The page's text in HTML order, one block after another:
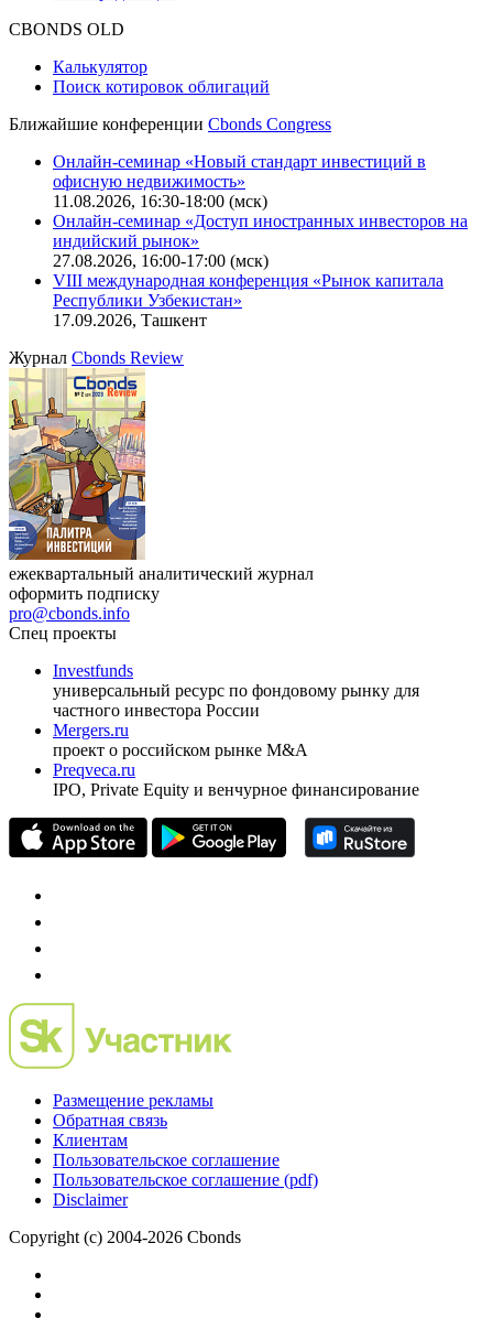
Оферта для юридических лиц
IT-аккредитация
Поиск котировок облигаций
Ближайшие конференцииCbonds Congress
Онлайн-семинар «Новый стандарт инвестиций в
офисную недвижимость»
11.08.2026, 16:30-18:00 (мск)
Онлайн-семинар «Доступ иностранных инвесторов на
индийский рынок»
VIII международная конференция «Рынок капитала
Республики Узбекистан»
17.09.2026, Ташкент
ЖурналCbonds Review
оформить подписку
pro@cbonds.info
Спец проекты
Investfunds
универсальный ресурс по фондовому рынку для
частного инвестора России
проект о российском рынке M&A
Preqveca.ru
Размещение рекламы
Обратная связь
Пользовательское соглашение
Copyright (c) 2004-2026 Cbonds